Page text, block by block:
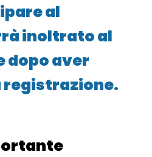
al
inoltrato al
dopo aver